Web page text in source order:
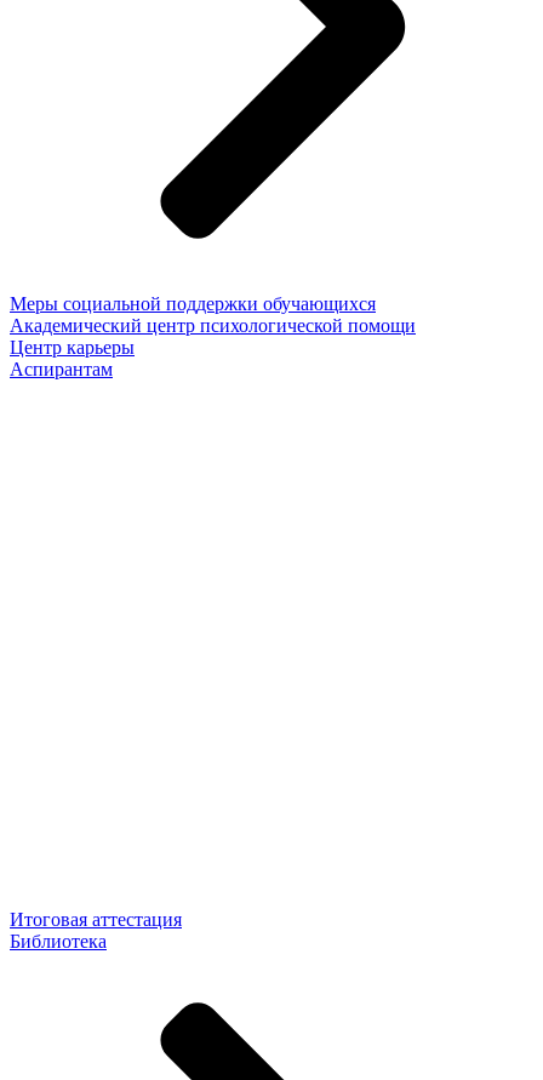
Меры социальной поддержки обучающихся
Академический центр психологической помощи
Центр карьеры
Аспирантам
Итоговая аттестация
Библиотека